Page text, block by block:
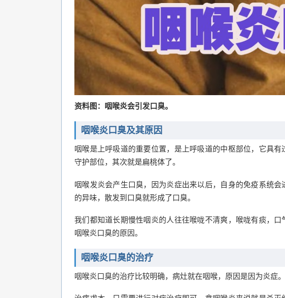
资料图：咽喉炎会引发口臭。
咽喉炎口臭及其原因
咽喉是上呼吸道的重要位置，是上呼吸道的中枢部位，它具
守护部位，其次就是扁桃体了。
咽喉发炎会产生口臭，因为炎症出来以后，自身的免疫系统
的异味，散发到口臭就形成了口臭。
我们都知道长期慢性咽炎的人往往喉咙不清爽，喉咙有痰，
咽喉炎口臭的原因。
咽喉炎口臭的治疗
咽喉炎口臭的治疗比较明确，病灶就在咽喉，原因是因为炎症。